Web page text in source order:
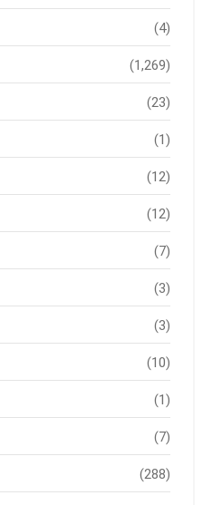
(4)
(1,269)
(23)
(1)
(12)
(12)
(7)
(3)
(3)
(10)
(1)
(7)
(288)